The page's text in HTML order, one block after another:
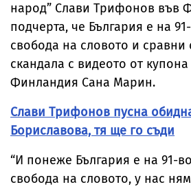
народ” Слави Трифонов във
подчерта, че България е на
свобода на словото и сравни
скандала с видеото от
Финландия Сана Марин.
Слави Трифонов пусна
Бориславова, тя ще го съди
“И понеже България е на 91-
свобода на словото, у нас